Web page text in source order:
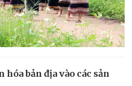
bản địa vào các sản